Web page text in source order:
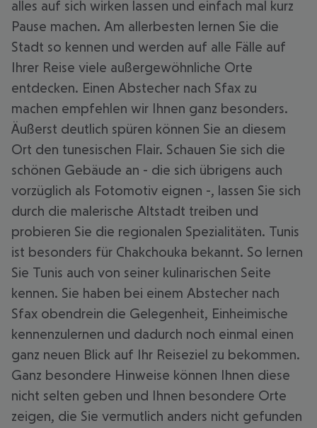
alles auf sich wirken lassen und einfach mal kurz
Pause machen. Am allerbesten lernen Sie die
Stadt so kennen und werden auf alle Fälle auf
Ihrer Reise viele außergewöhnliche Orte
entdecken. Einen Abstecher nach Sfax zu
machen empfehlen wir Ihnen ganz besonders.
Äußerst deutlich spüren können Sie an diesem
Ort den tunesischen Flair. Schauen Sie sich die
schönen Gebäude an - die sich übrigens auch
vorzüglich als Fotomotiv eignen -, lassen Sie sich
durch die malerische Altstadt treiben und
probieren Sie die regionalen Spezialitäten. Tunis
ist besonders für Chakchouka bekannt. So lernen
Sie Tunis auch von seiner kulinarischen Seite
kennen. Sie haben bei einem Abstecher nach
Sfax obendrein die Gelegenheit, Einheimische
kennenzulernen und dadurch noch einmal einen
ganz neuen Blick auf Ihr Reiseziel zu bekommen.
Ganz besondere Hinweise können Ihnen diese
nicht selten geben und Ihnen besondere Orte
zeigen, die Sie vermutlich anders nicht gefunden